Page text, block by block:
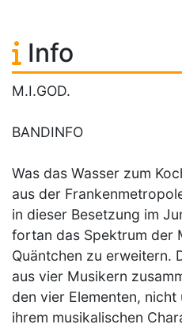
Info
M.I.GOD.
BANDINFO
Was das Wasser zum
aus der
in dieser Besetzung im
fortan das Spektrum der
Quäntchen zu erweitern.
aus vier Musikern
den vier Elementen,
ihrem musikalischen